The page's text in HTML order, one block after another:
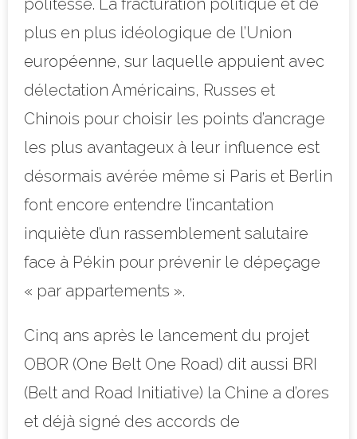
politesse. La fracturation politique et de
plus en plus idéologique de l’Union
européenne, sur laquelle appuient avec
délectation Américains, Russes et
Chinois pour choisir les points d’ancrage
les plus avantageux à leur influence est
désormais avérée même si Paris et Berlin
font encore entendre l’incantation
inquiète d’un rassemblement salutaire
face à Pékin pour prévenir le dépeçage
« par appartements ».
Cinq ans après le lancement du projet
OBOR (One Belt One Road) dit aussi BRI
(Belt and Road Initiative) la Chine a d’ores
et déjà signé des accords de